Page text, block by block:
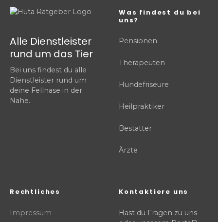
Alle Dienstleister
rund um das Tier
Bei uns findest du alle
Dienstleister rund um
deine Fellnase in der
Nähe.
Was findest du bei
uns?
Pensionen
Therapeuten
Hundefriseure
Heilpraktiker
Bestatter
Ärzte
Rechtliches
Impressum
Kontaktiere uns
Hast du Fragen zu uns